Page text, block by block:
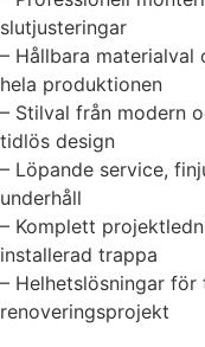
slutjusteringar
– Hållbara
hela produktionen
– Stilval från modern
tidlös design
– Löpande service,
underhåll
– Komplett
installerad trappa
– Helhetslösningar
renoveringsprojekt